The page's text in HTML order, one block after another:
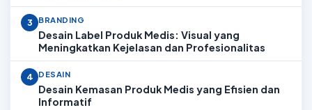
3 BRANDING
Desain Label Produk Medis: Visual yang
Meningkatkan Kejelasan dan Profesionalitas
4 DESAIN
Desain Kemasan Produk Medis yang Efisien dan
Informatif